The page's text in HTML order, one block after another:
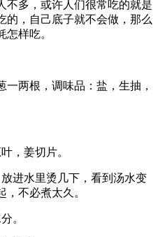
不多，或许人们很常吃的就是
的，自己底子就不会做，那么
样吃。
两根，调味品：盐，生抽，
，姜切片。
进水里烫几下，看到汤水变
不必煮太久。
。